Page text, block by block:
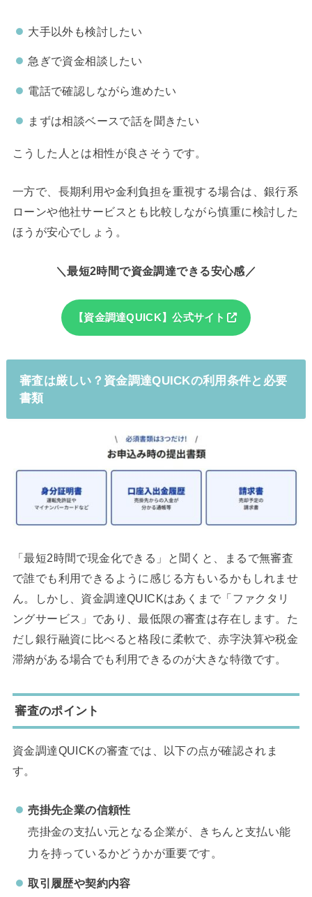
大手以外も検討したい
急ぎで資金相談したい
電話で確認しながら進めたい
まずは相談ベースで話を聞きたい
こうした人とは相性が良さそうです。
一方で、長期利用や金利負担を重視する場合は、銀行系
ローンや他社サービスとも比較しながら慎重に検討した
ほうが安心でしょう。
＼最短2時間で資金調達できる安心感／
【資金調達QUICK】公式サイト
審査は厳しい？資金調達QUICKの利用条件と必要
書類
「最短2時間で現金化できる」と聞くと、まるで無審査
で誰でも利用できるように感じる方もいるかもしれませ
ん。しかし、資金調達QUICKはあくまで「ファクタリ
ングサービス」であり、最低限の審査は存在します。た
だし銀行融資に比べると格段に柔軟で、赤字決算や税金
滞納がある場合でも利用できるのが大きな特徴です。
審査のポイント
資金調達QUICKの審査では、以下の点が確認されま
す。
売掛先企業の信頼性
売掛金の支払い元となる企業が、きちんと支払い能
力を持っているかどうかが重要です。
取引履歴や契約内容